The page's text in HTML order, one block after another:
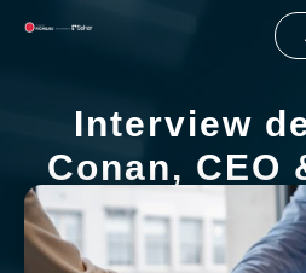
Interview
Conan, CEO
d’HKM